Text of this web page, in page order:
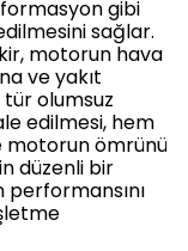
gibi
sağlar.
motorun hava
ve yakıt
olumsuz
edilmesi, hem
motorun ömrünü
düzenli bir
performansını